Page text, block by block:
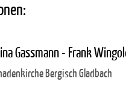
Gassmann - Frank
Bergisch Gladbach